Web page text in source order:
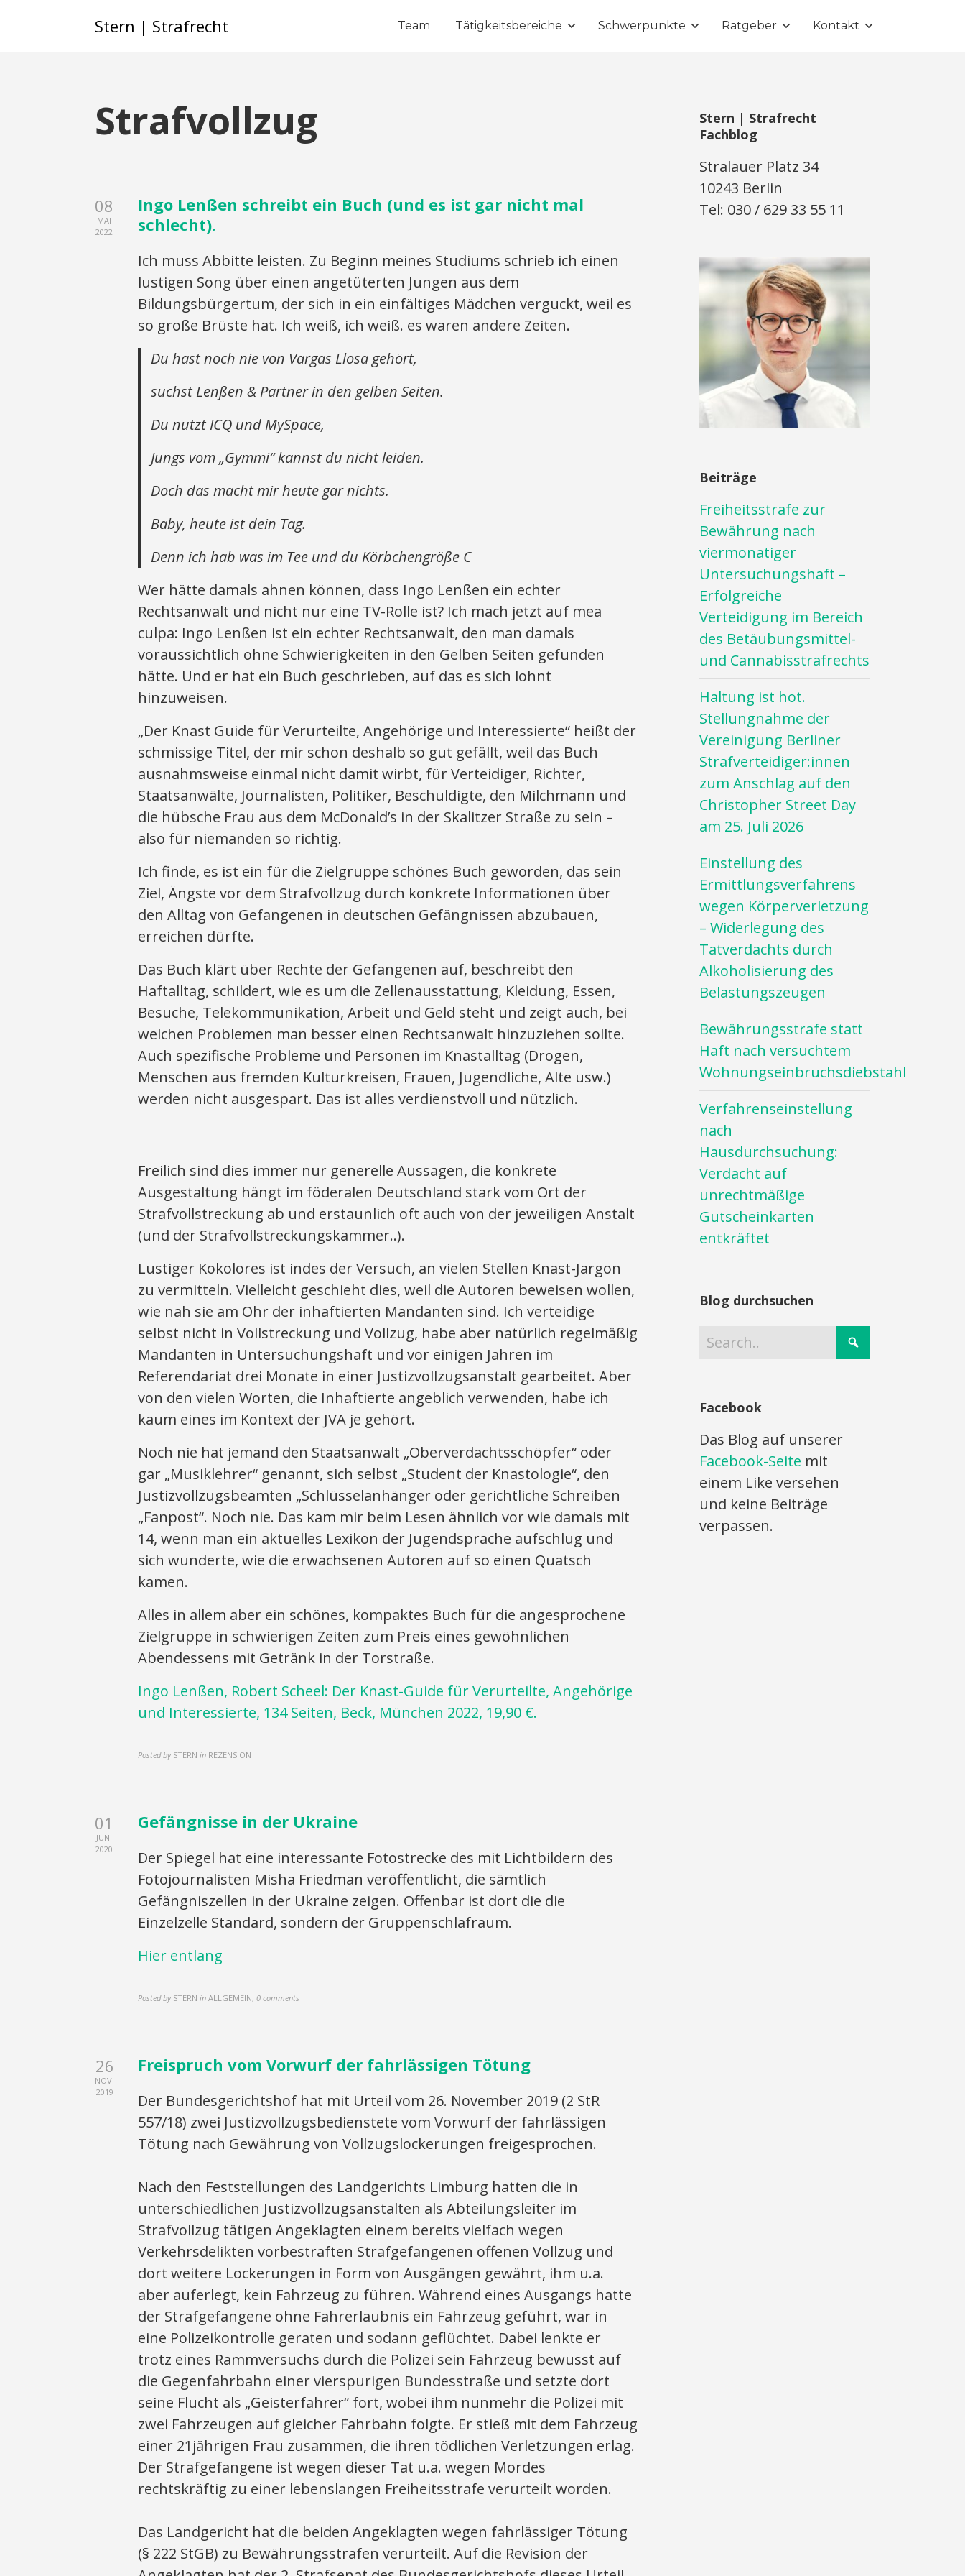
Stern | Strafrecht Team Tätigkeitsbereiche Schwerpunkte Ratgeber Kontakt
Strafvollzug
08
MAI
2022
Ingo Lenßen schreibt ein Buch (und es ist gar nicht mal
schlecht).
Ich muss Abbitte leisten. Zu Beginn meines Studiums schrieb ich einen
lustigen Song über einen angetüterten Jungen aus dem
Bildungsbürgertum, der sich in ein einfältiges Mädchen verguckt, weil es
so große Brüste hat. Ich weiß, ich weiß. es waren andere Zeiten.
Du hast noch nie von Vargas Llosa gehört,
suchst Lenßen & Partner in den gelben Seiten.
Du nutzt ICQ und MySpace,
Jungs vom „Gymmi“ kannst du nicht leiden.
Doch das macht mir heute gar nichts.
Baby, heute ist dein Tag.
Denn ich hab was im Tee und du Körbchengröße C
Wer hätte damals ahnen können, dass Ingo Lenßen ein echter
Rechtsanwalt und nicht nur eine TV-Rolle ist? Ich mach jetzt auf mea
culpa: Ingo Lenßen ist ein echter Rechtsanwalt, den man damals
voraussichtlich ohne Schwierigkeiten in den Gelben Seiten gefunden
hätte. Und er hat ein Buch geschrieben, auf das es sich lohnt
hinzuweisen.
„Der Knast Guide für Verurteilte, Angehörige und Interessierte“ heißt der
schmissige Titel, der mir schon deshalb so gut gefällt, weil das Buch
ausnahmsweise einmal nicht damit wirbt, für Verteidiger, Richter,
Staatsanwälte, Journalisten, Politiker, Beschuldigte, den Milchmann und
die hübsche Frau aus dem McDonald’s in der Skalitzer Straße zu sein –
also für niemanden so richtig.
Ich finde, es ist ein für die Zielgruppe schönes Buch geworden, das sein
Ziel, Ängste vor dem Strafvollzug durch konkrete Informationen über
den Alltag von Gefangenen in deutschen Gefängnissen abzubauen,
erreichen dürfte.
Das Buch klärt über Rechte der Gefangenen auf, beschreibt den
Haftalltag, schildert, wie es um die Zellenausstattung, Kleidung, Essen,
Besuche, Telekommunikation, Arbeit und Geld steht und zeigt auch, bei
welchen Problemen man besser einen Rechtsanwalt hinzuziehen sollte.
Auch spezifische Probleme und Personen im Knastalltag (Drogen,
Menschen aus fremden Kulturkreisen, Frauen, Jugendliche, Alte usw.)
werden nicht ausgespart. Das ist alles verdienstvoll und nützlich.
Freilich sind dies immer nur generelle Aussagen, die konkrete
Ausgestaltung hängt im föderalen Deutschland stark vom Ort der
Strafvollstreckung ab und erstaunlich oft auch von der jeweiligen Anstalt
(und der Strafvollstreckungskammer..).
Lustiger Kokolores ist indes der Versuch, an vielen Stellen Knast-Jargon
zu vermitteln. Vielleicht geschieht dies, weil die Autoren beweisen wollen,
wie nah sie am Ohr der inhaftierten Mandanten sind. Ich verteidige
selbst nicht in Vollstreckung und Vollzug, habe aber natürlich regelmäßig
Mandanten in Untersuchungshaft und vor einigen Jahren im
Referendariat drei Monate in einer Justizvollzugsanstalt gearbeitet. Aber
von den vielen Worten, die Inhaftierte angeblich verwenden, habe ich
kaum eines im Kontext der JVA je gehört.
Noch nie hat jemand den Staatsanwalt „Oberverdachtsschöpfer“ oder
gar „Musiklehrer“ genannt, sich selbst „Student der Knastologie“, den
Justizvollzugsbeamten „Schlüsselanhänger oder gerichtliche Schreiben
„Fanpost“. Noch nie. Das kam mir beim Lesen ähnlich vor wie damals mit
14, wenn man ein aktuelles Lexikon der Jugendsprache aufschlug und
sich wunderte, wie die erwachsenen Autoren auf so einen Quatsch
kamen.
Alles in allem aber ein schönes, kompaktes Buch für die angesprochene
Zielgruppe in schwierigen Zeiten zum Preis eines gewöhnlichen
Abendessens mit Getränk in der Torstraße.
Ingo Lenßen, Robert Scheel: Der Knast-Guide für Verurteilte, Angehörige
und Interessierte, 134 Seiten, Beck, München 2022, 19,90 €.
Posted by STERN in REZENSION
01
JUNI
2020
Gefängnisse in der Ukraine
Der Spiegel hat eine interessante Fotostrecke des mit Lichtbildern des
Fotojournalisten Misha Friedman veröffentlicht, die sämtlich
Gefängniszellen in der Ukraine zeigen. Offenbar ist dort die die
Einzelzelle Standard, sondern der Gruppenschlafraum.
Hier entlang
Posted by STERN in ALLGEMEIN, 0 comments
26
NOV.
2019
Freispruch vom Vorwurf der fahrlässigen Tötung
Der Bundesgerichtshof hat mit Urteil vom 26. November 2019 (2 StR
557/18) zwei Justizvollzugsbedienstete vom Vorwurf der fahrlässigen
Tötung nach Gewährung von Vollzugslockerungen freigesprochen.
Nach den Feststellungen des Landgerichts Limburg hatten die in
unterschiedlichen Justizvollzugsanstalten als Abteilungsleiter im
Strafvollzug tätigen Angeklagten einem bereits vielfach wegen
Verkehrsdelikten vorbestraften Strafgefangenen offenen Vollzug und
dort weitere Lockerungen in Form von Ausgängen gewährt, ihm u.a.
aber auferlegt, kein Fahrzeug zu führen. Während eines Ausgangs hatte
der Strafgefangene ohne Fahrerlaubnis ein Fahrzeug geführt, war in
eine Polizeikontrolle geraten und sodann geflüchtet. Dabei lenkte er
trotz eines Rammversuchs durch die Polizei sein Fahrzeug bewusst auf
die Gegenfahrbahn einer vierspurigen Bundesstraße und setzte dort
seine Flucht als „Geisterfahrer“ fort, wobei ihm nunmehr die Polizei mit
zwei Fahrzeugen auf gleicher Fahrbahn folgte. Er stieß mit dem Fahrzeug
einer 21jährigen Frau zusammen, die ihren tödlichen Verletzungen erlag.
Der Strafgefangene ist wegen dieser Tat u.a. wegen Mordes
rechtskräftig zu einer lebenslangen Freiheitsstrafe verurteilt worden.
Das Landgericht hat die beiden Angeklagten wegen fahrlässiger Tötung
(§ 222 StGB) zu Bewährungsstrafen verurteilt. Auf die Revision der
Stern | Strafrecht
Fachblog
Stralauer Platz 34
10243 Berlin
Tel: 030 / 629 33 55 11
Beiträge
Freiheitsstrafe zur
Bewährung nach
viermonatiger
Untersuchungshaft –
Erfolgreiche
Verteidigung im Bereich
des Betäubungsmittel-
und Cannabisstrafrechts
Haltung ist hot.
Stellungnahme der
Vereinigung Berliner
Strafverteidiger:innen
zum Anschlag auf den
Christopher Street Day
am 25. Juli 2026
Einstellung des
Ermittlungsverfahrens
wegen Körperverletzung
– Widerlegung des
Tatverdachts durch
Alkoholisierung des
Belastungszeugen
Bewährungsstrafe statt
Haft nach versuchtem
Wohnungseinbruchsdiebstahl
Verfahrenseinstellung
nach
Hausdurchsuchung:
Verdacht auf
unrechtmäßige
Gutscheinkarten
entkräftet
Blog durchsuchen
Facebook
Das Blog auf unserer
Facebook-Seite mit
einem Like versehen
und keine Beiträge
verpassen.